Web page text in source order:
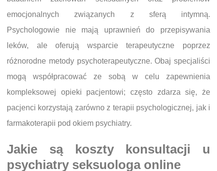
emocjonalnych związanych z sferą intymną.
Psychologowie nie mają uprawnień do przepisywania
leków, ale oferują wsparcie terapeutyczne poprzez
różnorodne metody psychoterapeutyczne. Obaj specjaliści
mogą współpracować ze sobą w celu zapewnienia
kompleksowej opieki pacjentowi; często zdarza się, że
pacjenci korzystają zarówno z terapii psychologicznej, jak i
farmakoterapii pod okiem psychiatry.
Jakie są koszty konsultacji u
psychiatry seksuologa online